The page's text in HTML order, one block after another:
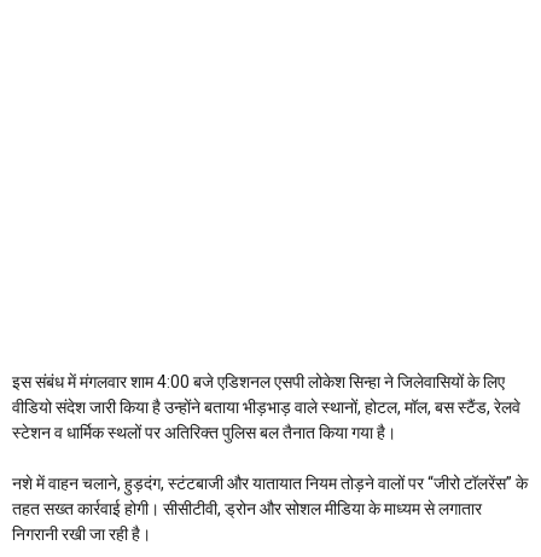
इस संबंध में मंगलवार शाम 4:00 बजे एडिशनल एसपी लोकेश सिन्हा ने जिलेवासियों के लिए
वीडियो संदेश जारी किया है उन्होंने बताया भीड़भाड़ वाले स्थानों, होटल, मॉल, बस स्टैंड, रेलवे
स्टेशन व धार्मिक स्थलों पर अतिरिक्त पुलिस बल तैनात किया गया है।
नशे में वाहन चलाने, हुड़दंग, स्टंटबाजी और यातायात नियम तोड़ने वालों पर “जीरो टॉलरेंस” के
तहत सख्त कार्रवाई होगी। सीसीटीवी, ड्रोन और सोशल मीडिया के माध्यम से लगातार
निगरानी रखी जा रही है।